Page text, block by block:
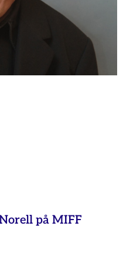
på MIFF